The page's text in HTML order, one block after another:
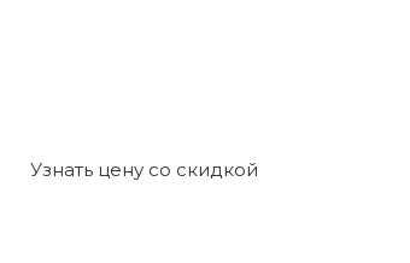
Узнать цену со скидкой